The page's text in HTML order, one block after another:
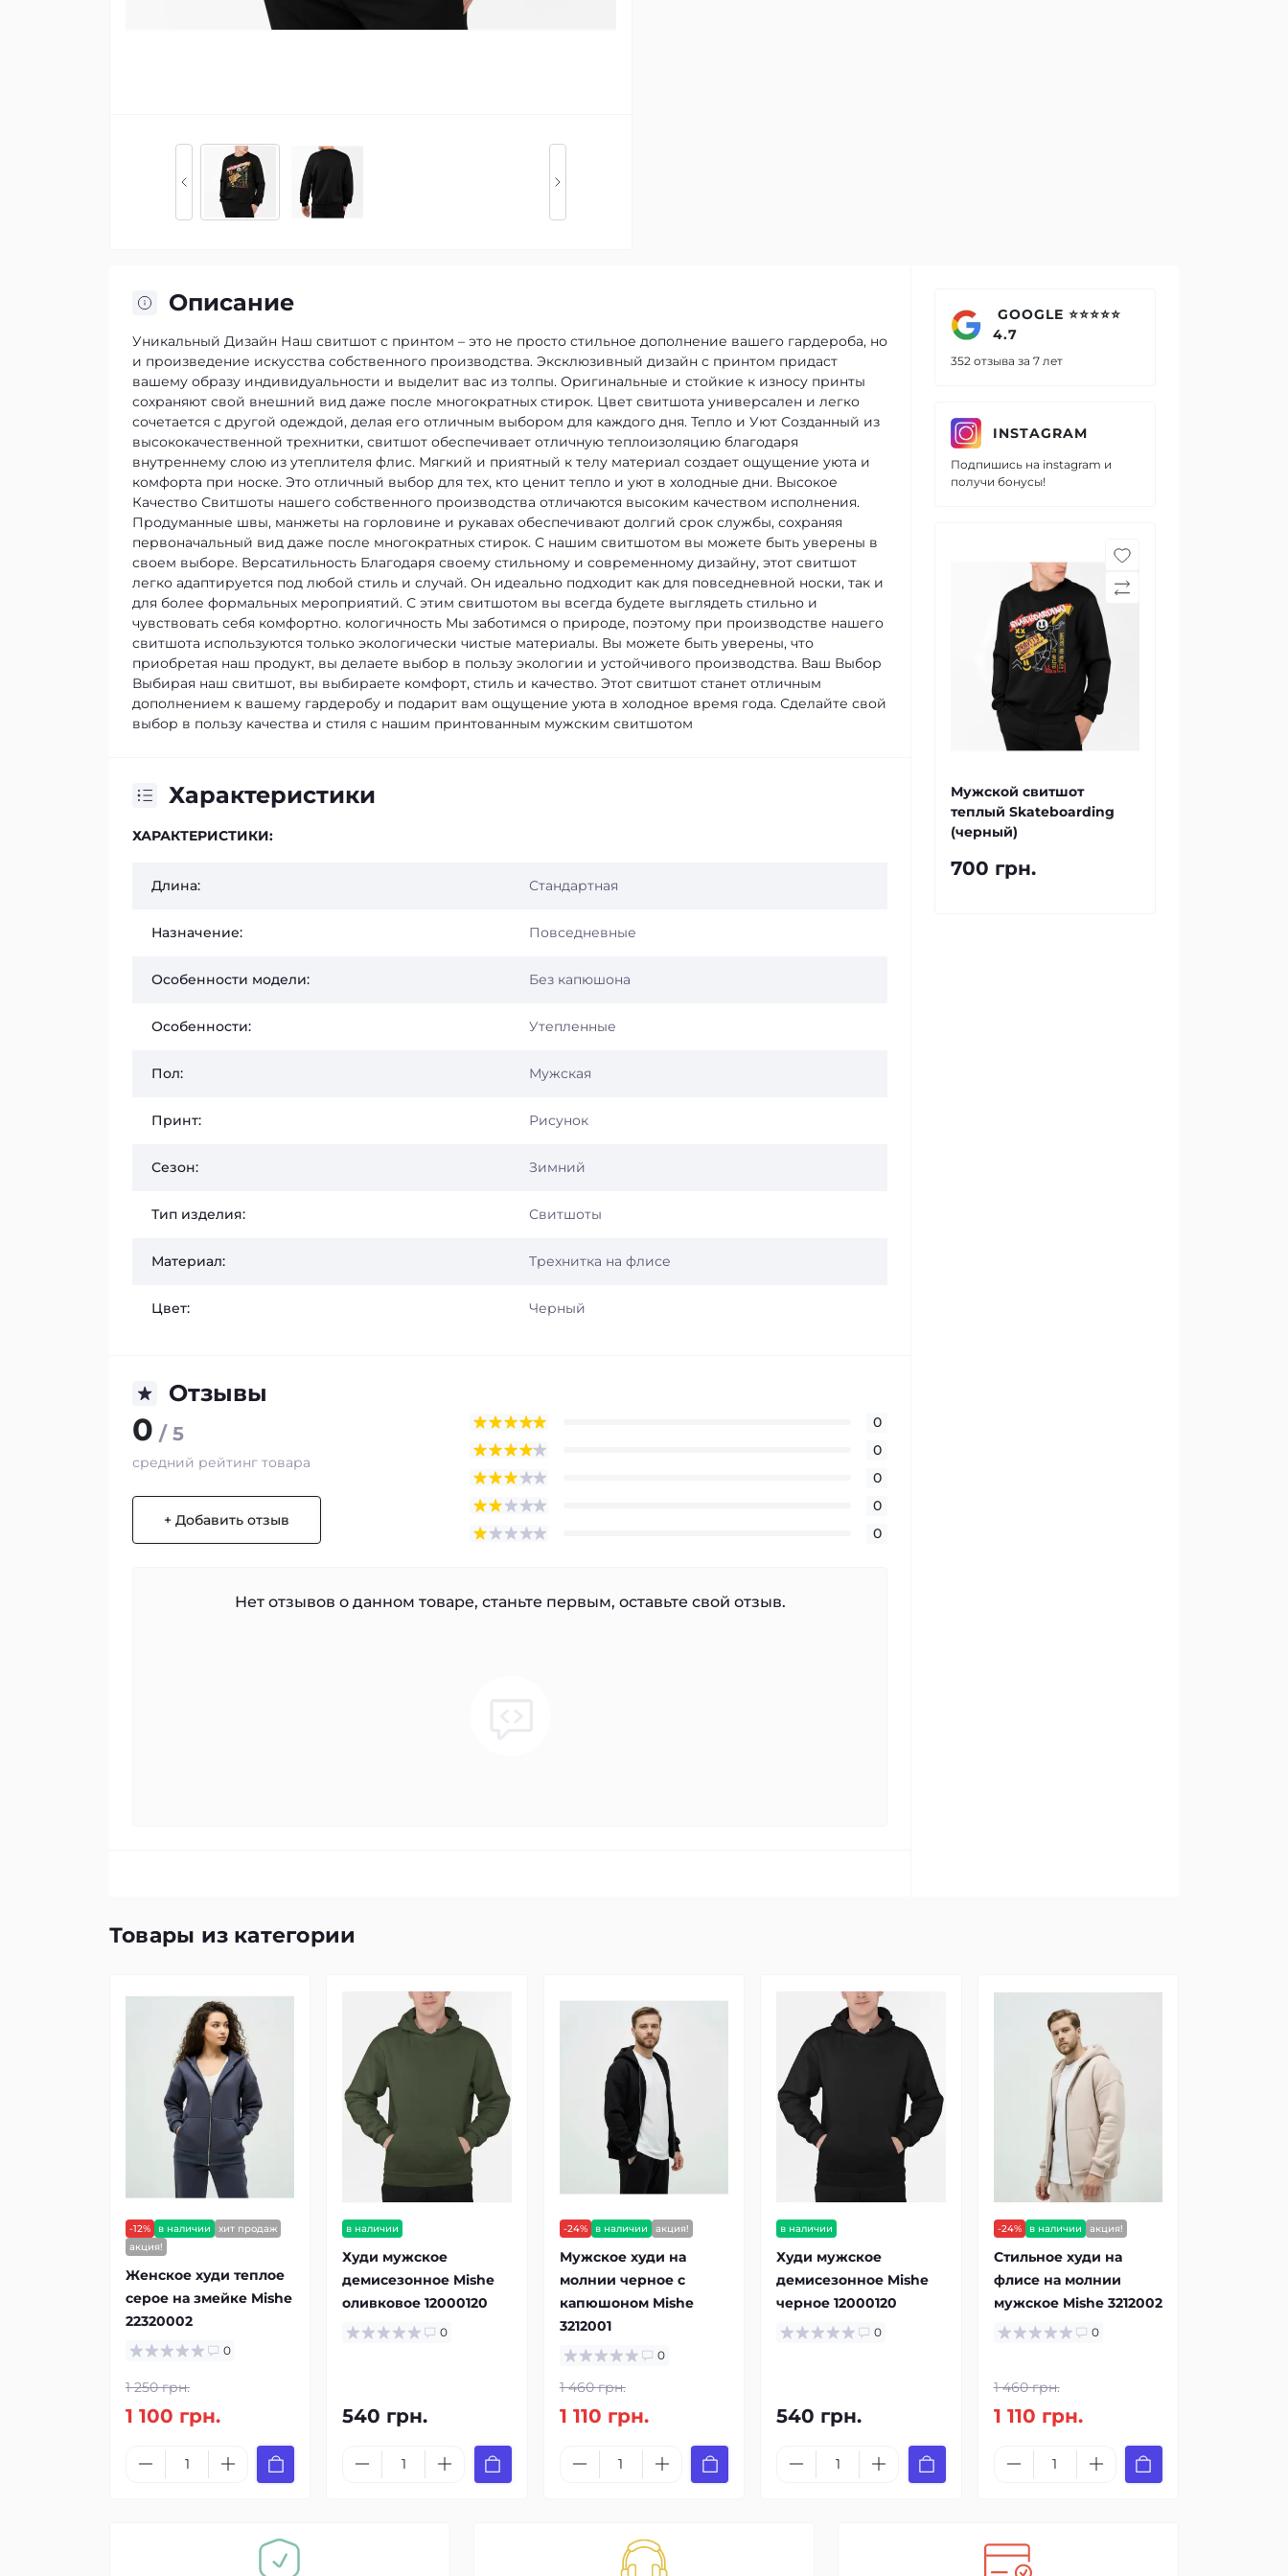
Описание
Уникальный Дизайн Наш свитшот с принтом – это не просто стильное дополнение вашего гардероба, но
и произведение искусства собственного производства. Эксклюзивный дизайн с принтом придаст
вашему образу индивидуальности и выделит вас из толпы. Оригинальные и стойкие к износу принты
сохраняют свой внешний вид даже после многократных стирок. Цвет свитшота универсален и легко
сочетается с другой одеждой, делая его отличным выбором для каждого дня. Тепло и Уют Созданный из
высококачественной трехнитки, свитшот обеспечивает отличную теплоизоляцию благодаря
внутреннему слою из утеплителя флис. Мягкий и приятный к телу материал создает ощущение уюта и
комфорта при носке. Это отличный выбор для тех, кто ценит тепло и уют в холодные дни. Высокое
Качество Свитшоты нашего собственного производства отличаются высоким качеством исполнения.
Продуманные швы, манжеты на горловине и рукавах обеспечивают долгий срок службы, сохраняя
первоначальный вид даже после многократных стирок. С нашим свитшотом вы можете быть уверены в
своем выборе. Версатильность Благодаря своему стильному и современному дизайну, этот свитшот
легко адаптируется под любой стиль и случай. Он идеально подходит как для повседневной носки, так и
для более формальных мероприятий. С этим свитшотом вы всегда будете выглядеть стильно и
чувствовать себя комфортно. кологичность Мы заботимся о природе, поэтому при производстве нашего
свитшота используются только экологически чистые материалы. Вы можете быть уверены, что
приобретая наш продукт, вы делаете выбор в пользу экологии и устойчивого производства. Ваш Выбор
Выбирая наш свитшот, вы выбираете комфорт, стиль и качество. Этот свитшот станет отличным
дополнением к вашему гардеробу и подарит вам ощущение уюта в холодное время года. Сделайте свой
выбор в пользу качества и стиля с нашим принтованным мужским свитшотом
Характеристики
ХАРАКТЕРИСТИКИ:
Длина: Стандартная
Назначение: Повседневные
Особенности модели: Без капюшона
Особенности: Утепленные
Пол: Мужская
Принт: Рисунок
Сезон: Зимний
Тип изделия: Свитшоты
Материал: Трехнитка на флисе
Цвет: Черный
Отзывы
0 / 5
средний рейтинг товара
+ Добавить отзыв
0
0
0
0
0
Нет отзывов о данном товаре, станьте первым, оставьте свой отзыв.
GOOGLE ⭐⭐⭐⭐⭐
4.7
352 отзыва за 7 лет
INSTAGRAM
Подпишись на instagram и
получи бонусы!
Мужской свитшот
теплый Skateboarding
(черный)
700 грн.
Товары из категории
-12% в наличии
хит продаж
акция!
Женское худи теплое
серое на змейке Mishe
22320002
0
1 250 грн.
1 100 грн.
в наличии
Худи мужское
демисезонное Mishe
оливковое 12000120
0
540 грн.
-24% в наличии акция!
Мужское худи на
молнии черное с
капюшоном Mishe
3212001
0
1 460 грн.
1 110 грн.
в наличии
Худи мужское
демисезонное Mishe
черное 12000120
0
540 грн.
-24% в наличии акция!
Стильное худи на
флисе на молнии
мужское Mishe 3212002
0
1 460 грн.
1 110 грн.